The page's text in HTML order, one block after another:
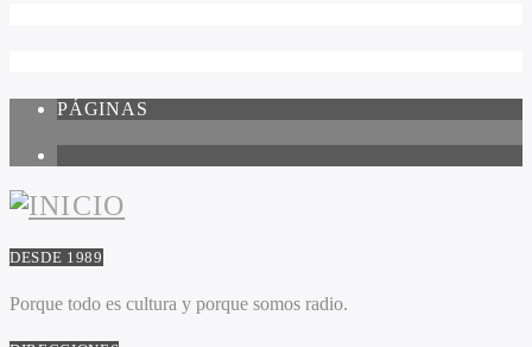
PÁGINAS
DESDE 1989
Porque todo es cultura y porque somos radio.